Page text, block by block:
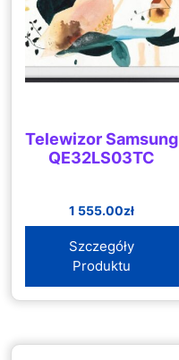
Telewizor Samsung
QE32LS03TC
1 555.00zł
Szczegóły
Produktu